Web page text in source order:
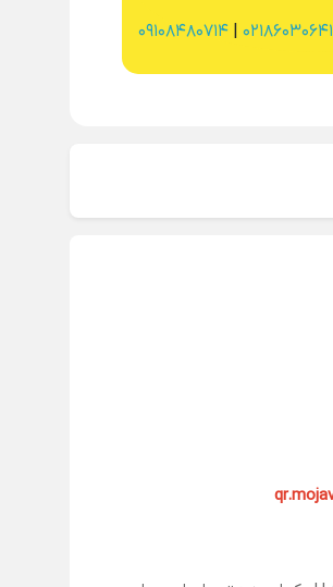
02186030641
09108480714